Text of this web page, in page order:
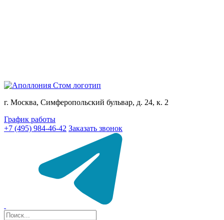
г. Москва, Симферопольский бульвар, д. 24, к. 2
График работы
+7 (495) 984-46-42 Заказать звонок